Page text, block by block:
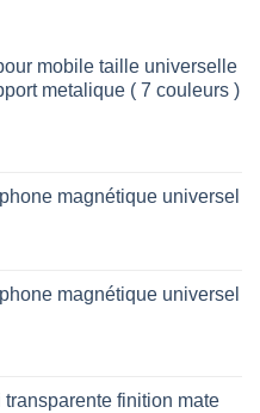
mobile taille universelle
metalique ( 7 couleurs )
magnétique universel
magnétique universel
finition mate